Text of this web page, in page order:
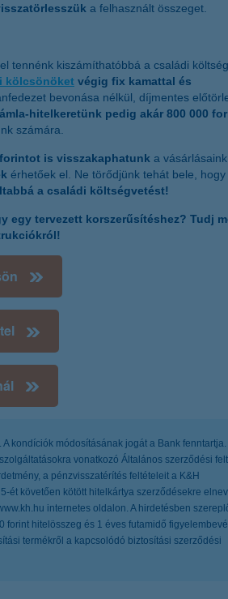
a felhasznált összeget.
tennénk kiszámíthatóbbá a családi
kölcsönöket végig fix kamattal és
bevonása nélkül, díjmentes
hitelkeretünk pedig akár 800 000
számára.
is visszakaphatunk a
érhetőek el. Ne törődjünk tehát bele,
a családi költségvetést!
egy tervezett korszerűsítéshez? Tudj
kondíciók módosításának jogát a Bank fenntartja.
vonatkozó Általános szerződési
a pénzvisszatérítés feltételeit a K&H
ét követően kötött hitelkártya szerződésekre
internetes oldalon. A hirdetésben
hitelösszeg és 1 éves futamidő
termékről a kapcsolódó biztosítási szerződési